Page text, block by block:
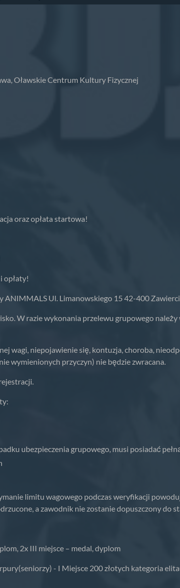
Oławskie Centrum Kultury Fizycznej
oraz opłata startowa!
opłaty!
Ul. Limanowskiego 15 42-400
W razie wykonania przelewu grupowego należy
wagi, niepojawienie się, kontuzja, choroba,
wymienionych przyczyn) nie będzie zwracana.
ubezpieczenia grupowego, musi posiadać
limitu wagowego podczas weryfikacji
a zawodnik nie zostanie dopuszczony do
2x III miejsce – medal, dyplom
- I Miejsce 200 złotych kategoria